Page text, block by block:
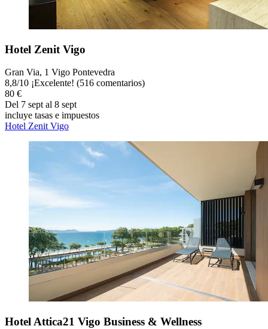
Hotel Zenit Vigo
Gran Via, 1 Vigo Pontevedra
8,8/10 ¡Excelente! (516 comentarios)
80 €
Del 7 sept al 8 sept
incluye tasas e impuestos
Hotel Zenit Vigo
Hotel Attica21 Vigo Business & Wellness